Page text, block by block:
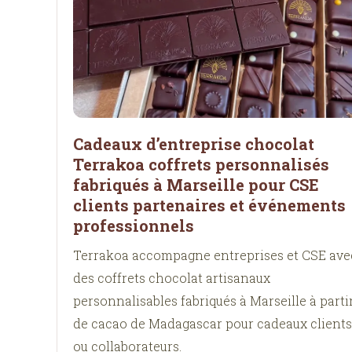
Cadeaux d’entreprise chocolat
Terrakoa coffrets personnalisés
fabriqués à Marseille pour CSE
clients partenaires et événements
professionnels
Terrakoa accompagne entreprises et CSE
des coffrets chocolat artisanaux
personnalisables fabriqués à Marseille à
de cacao de Madagascar pour cadeaux clients
ou collaborateurs.